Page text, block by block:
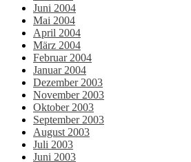
Juni 2004
Mai 2004
April 2004
März 2004
Februar 2004
Januar 2004
Dezember 2003
November 2003
Oktober 2003
September 2003
August 2003
Juli 2003
Juni 2003